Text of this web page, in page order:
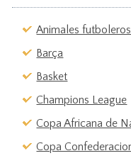
Animales futboleros
Barça
Basket
Champions League
Copa Africana de
Copa